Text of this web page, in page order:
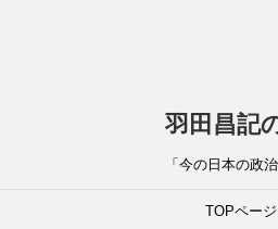
羽田昌記
「今の日本の政
TOPページ